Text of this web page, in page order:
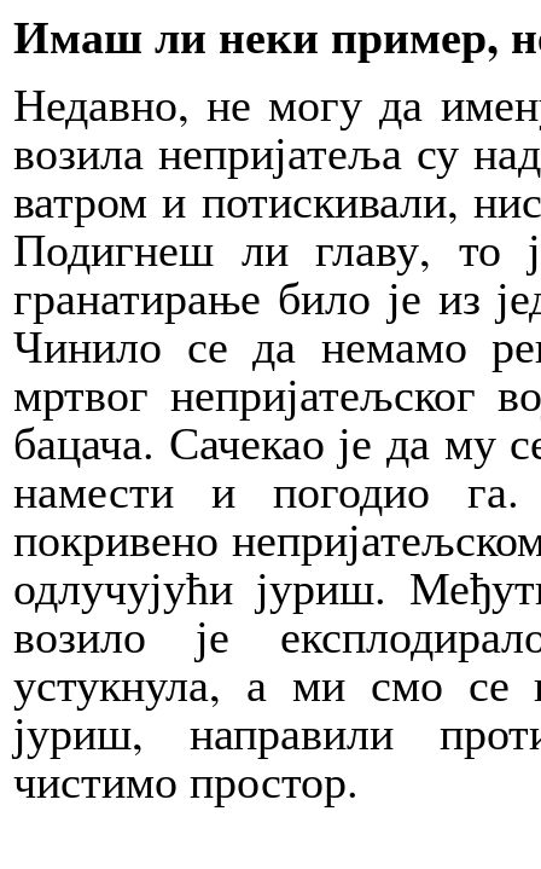
Имаш ли неки пример,
Недавно, не могу да
возила непријатеља су
ватром и потискивали,
Подигнеш ли главу, то
гранатирање било је из
Чинило се да немамо
мртвог непријатељског
бацача. Сачекао је да му
намести и погодио
покривено
одлучујући јуриш.
возило је
устукнула, а ми смо се
јуриш, направили
чистимо простор.